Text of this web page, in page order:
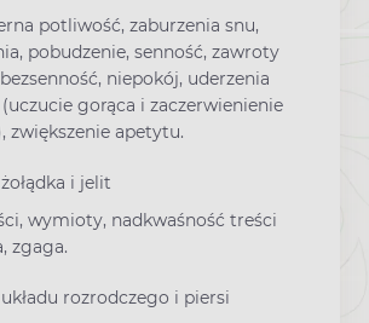
potliwość, zaburzenia snu,
pobudzenie, senność, zawroty
niepokój, uderzenia
gorąca i zaczerwienienie
zwiększenie apetytu.
i jelit
wymioty, nadkwaśność treści
zgaga.
rozrodczego i piersi